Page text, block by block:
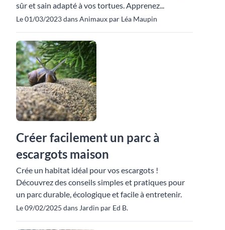
sûr et sain adapté à vos tortues. Apprenez...
Le 01/03/2023 dans Animaux par Léa Maupin
Créer facilement un parc à
escargots maison
Crée un habitat idéal pour vos escargots !
Découvrez des conseils simples et pratiques pour
un parc durable, écologique et facile à entretenir.
Le 09/02/2025 dans Jardin par Ed B.